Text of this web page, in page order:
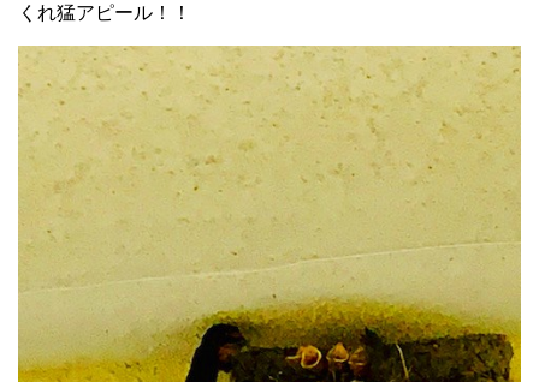
くれ猛アピール！！